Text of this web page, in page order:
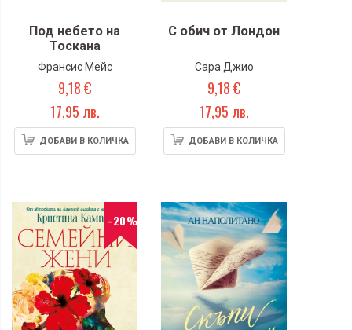
Под небето на
Тоскана
Франсис Мейс
9,18 €
17,95 лв.
ДОБАВИ В КОЛИЧКА
С обич от Лондон
Сара Джио
9,18 €
17,95 лв.
ДОБАВИ В КОЛИЧКА
-20%